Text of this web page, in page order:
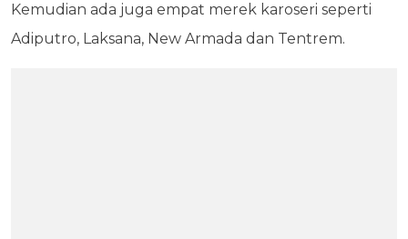
Kemudian ada juga empat merek karoseri seperti
Adiputro, Laksana, New Armada dan Tentrem.